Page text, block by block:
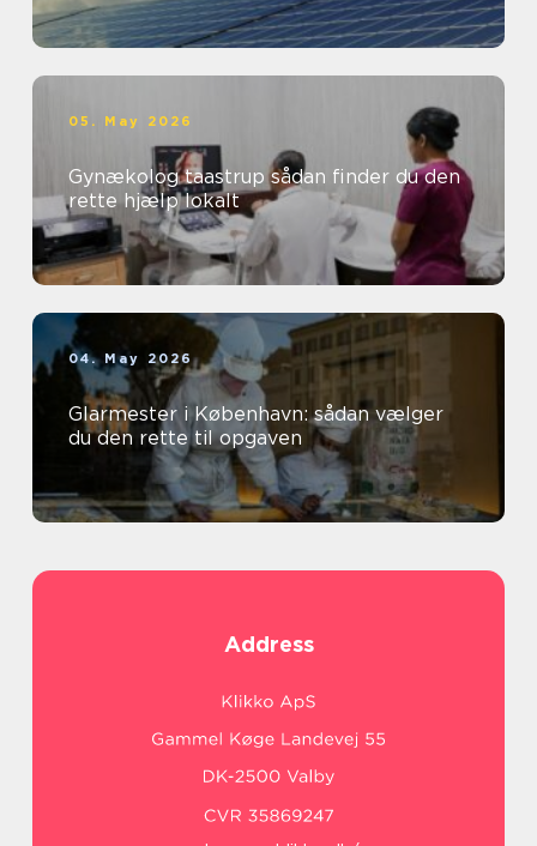
05. May 2026
Gynækolog taastrup sådan finder du den
rette hjælp lokalt
04. May 2026
Glarmester i København: sådan vælger
du den rette til opgaven
Address